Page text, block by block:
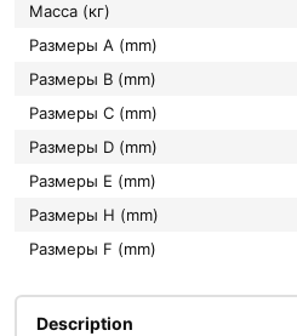
Масса (кг)
Размеры A (mm)
Размеры B (mm)
Размеры C (mm)
Размеры D (mm)
Размеры E (mm)
Размеры H (mm)
Размеры F (mm)
Description